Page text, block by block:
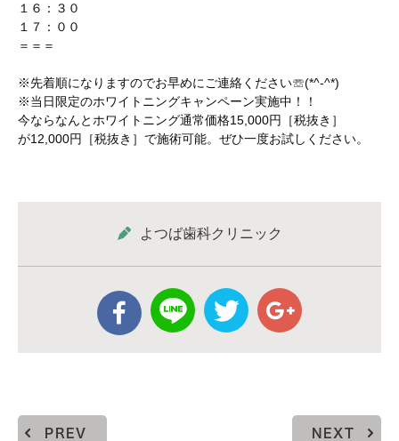
１６：３０
１７：００
＝＝＝
※先着順になりますのでお早めにご連絡ください☏(*^-^*)
※当日限定のホワイトニングキャンペーン実施中！！
今ならなんとホワイトニング通常価格15,000円［税抜き］
が12,000円［税抜き］で施術可能。ぜひ一度お試しください。
よつば歯科クリニック
PREV NEXT